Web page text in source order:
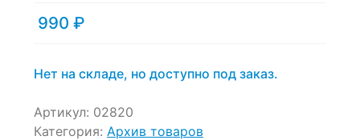
990 ₽
Нет на складе, но доступно под заказ.
Артикул: 02820
Категория: Архив товаров